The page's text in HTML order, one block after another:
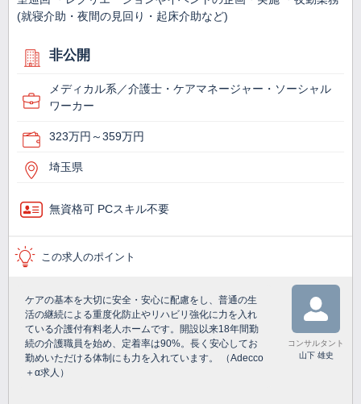
(就寝介助・夜間の見回り・起床介助など)
非公開
メディカル系／介護士・ケアマネージャー・ソーシャル
ワーカー
323万円～359万円
埼玉県
無資格可 PCスキル不要
この求人のポイント
ケアの基本を大切に安全・安心に配慮をし、普通の生
活の継続による重度化防止やリハビリ強化に力を入れ
ている介護付有料老人ホームです。開設以来18年間勤
続の介護職員を始め、定着率は90%。長く安心してお
勤めいただける体制にも力を入れています。 （Adecco
＋α求人）
コンサルタント
山下 雄史